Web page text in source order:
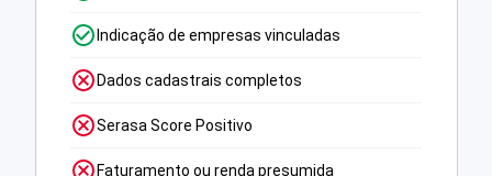
Indicação de empresas vinculadas
Dados cadastrais completos
Serasa Score Positivo
Faturamento ou renda presumida